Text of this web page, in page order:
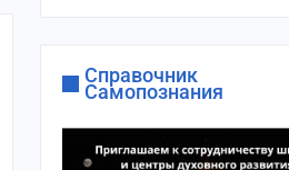
Справочник
Самопознания